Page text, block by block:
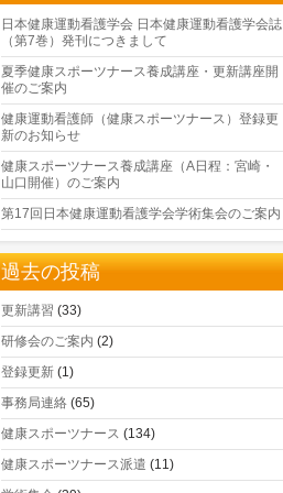
日本健康運動看護学会 日本健康運動看護学会誌
（第7巻）発刊につきまして
夏季健康スポーツナース養成講座・更新講座開
催のご案内
健康運動看護師（健康スポーツナース）登録更
新のお知らせ
健康スポーツナース養成講座（A日程：宮崎・
山口開催）のご案内
第17回日本健康運動看護学会学術集会のご案内
過去の投稿
更新講習 (33)
研修会のご案内 (2)
登録更新 (1)
事務局連絡 (65)
健康スポーツナース (134)
健康スポーツナース派遣 (11)